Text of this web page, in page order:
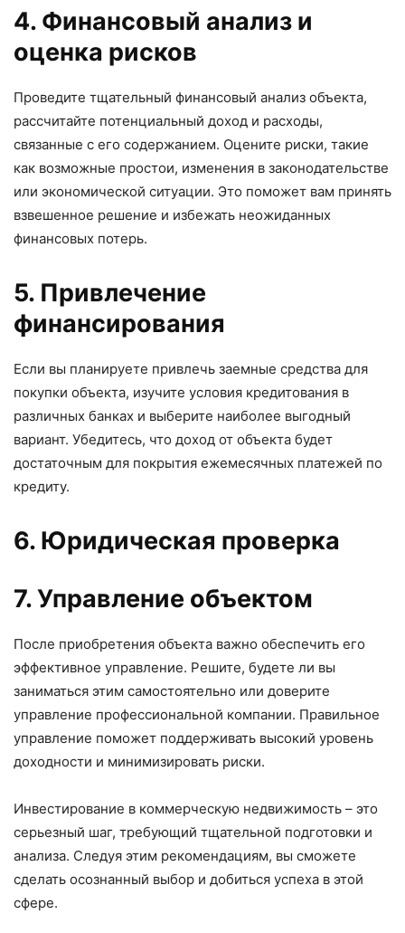
4. Финансовый анализ и
оценка рисков
Проведите тщательный финансовый анализ объекта,
рассчитайте потенциальный доход и расходы,
связанные с его содержанием. Оцените риски, такие
как возможные простои, изменения в законодательстве
или экономической ситуации. Это поможет вам принять
взвешенное решение и избежать неожиданных
финансовых потерь.
5. Привлечение
финансирования
Если вы планируете привлечь заемные средства для
покупки объекта, изучите условия кредитования в
различных банках и выберите наиболее выгодный
вариант. Убедитесь, что доход от объекта будет
достаточным для покрытия ежемесячных платежей по
кредиту.
6. Юридическая проверка
7. Управление объектом
После приобретения объекта важно обеспечить его
эффективное управление. Решите, будете ли вы
заниматься этим самостоятельно или доверите
управление профессиональной компании. Правильное
управление поможет поддерживать высокий уровень
доходности и минимизировать риски.
Инвестирование в коммерческую недвижимость – это
серьезный шаг, требующий тщательной подготовки и
анализа. Следуя этим рекомендациям, вы сможете
сделать осознанный выбор и добиться успеха в этой
сфере.